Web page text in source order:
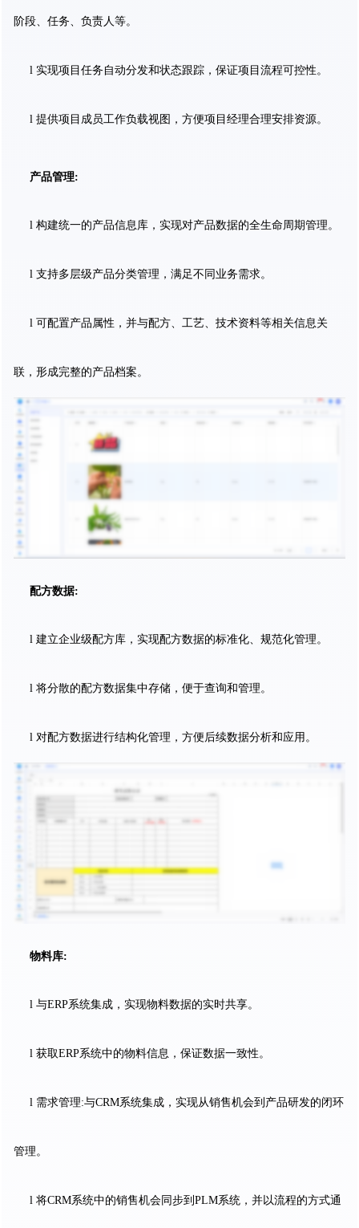
阶段、任务、负责人等。
l 实现项目任务自动分发和状态跟踪，保证项目流程可控性。
l 提供项目成员工作负载视图，方便项目经理合理安排资源。
产品管理:
l 构建统一的产品信息库，实现对产品数据的全生命周期管理。
l 支持多层级产品分类管理，满足不同业务需求。
l 可配置产品属性，并与配方、工艺、技术资料等相关信息关
联，形成完整的产品档案。
配方数据:
l 建立企业级配方库，实现配方数据的标准化、规范化管理。
l 将分散的配方数据集中存储，便于查询和管理。
l 对配方数据进行结构化管理，方便后续数据分析和应用。
物料库:
l 与ERP系统集成，实现物料数据的实时共享。
l 获取ERP系统中的物料信息，保证数据一致性。
l 需求管理:与CRM系统集成，实现从销售机会到产品研发的闭环
管理。
l 将CRM系统中的销售机会同步到PLM系统，并以流程的方式通